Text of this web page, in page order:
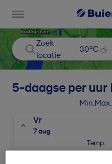
Zoek
locatie
30°C
5-daagse per uur
Min. Max.
Vr
7 aug
Temp.